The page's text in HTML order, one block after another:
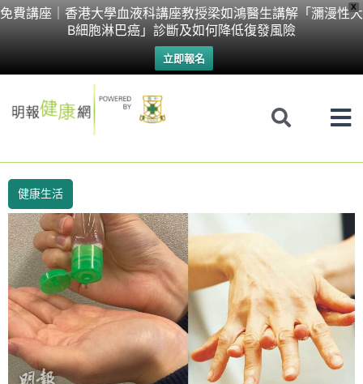
X
免費講座｜香港大學血液科講座教授梁如鴻醫生講解「瀰漫性大
B細胞淋巴癌」診斷及如何降低復發風險
立即報名
Skip
健康生活